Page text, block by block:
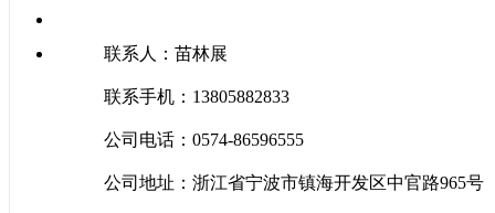
联系人：苗林展
联系手机：13805882833
公司电话：0574-86596555
公司地址：浙江省宁波市镇海开发区中官路965号